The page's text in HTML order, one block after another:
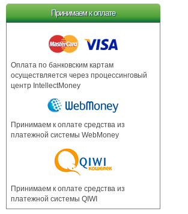
Принимаем к оплате
Оплата по банковским картам
осуществляется через процессинговый
центр IntellectMoney
Принимаем к оплате средства из
платежной системы WebMoney
Принимаем к оплате средства из
платежной системы QIWI